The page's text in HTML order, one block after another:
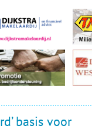
basis voor